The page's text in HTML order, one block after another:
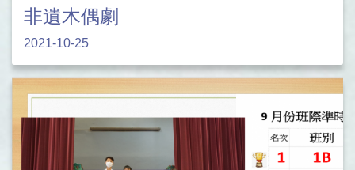
非遺木偶劇
2021-10-25